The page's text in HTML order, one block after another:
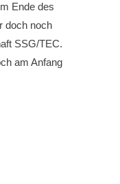
Ende des
doch noch
SSG/TEC.
am Anfang